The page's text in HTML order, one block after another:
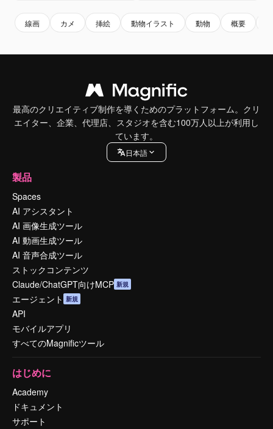
線画 カメ 挿絵 動物イラスト 動物 概要
最高のクリエイティブ制作を導くためのプラットフォーム。クリ
エイター、企業、代理店、スタジオを含む100万人以上が利用し
ています。
日本語
製品
Spaces
AI アシスタント
AI 画像生成ツール
AI 動画生成ツール
AI 音声合成ツール
ストックコンテンツ
Claude/ChatGPT向けMCP 新規
エージェント 新規
API
モバイルアプリ
すべてのMagnificツール
はじめに
Academy
ドキュメント
サポート